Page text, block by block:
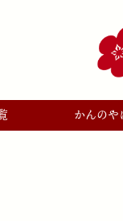
かんのや